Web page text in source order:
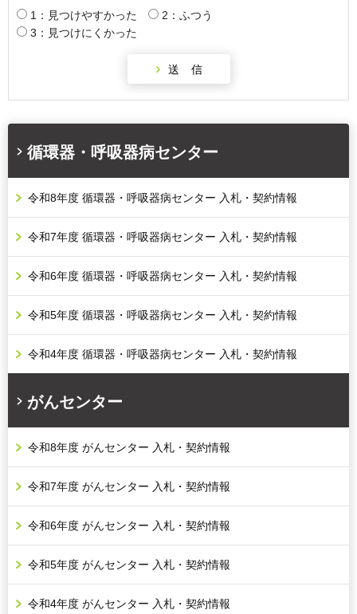
1：見つけやすかった
2：ふつう
3：見つけにくかった
循環器・呼吸器病センター
令和8年度 循環器・呼吸器病センター 入札・契約情報
令和7年度 循環器・呼吸器病センター 入札・契約情報
令和6年度 循環器・呼吸器病センター 入札・契約情報
令和5年度 循環器・呼吸器病センター 入札・契約情報
令和4年度 循環器・呼吸器病センター 入札・契約情報
がんセンター
令和8年度 がんセンター 入札・契約情報
令和7年度 がんセンター 入札・契約情報
令和6年度 がんセンター 入札・契約情報
令和5年度 がんセンター 入札・契約情報
令和4年度 がんセンター 入札・契約情報